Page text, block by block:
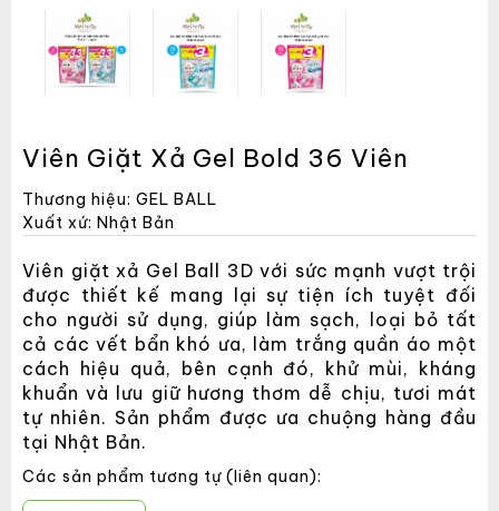
Viên Giặt Xả Gel Bold 36 Viên
Thương hiệu: GEL BALL
Xuất xứ: Nhật Bản
Viên giặt xả Gel Ball 3D với sức mạnh vượt trội
được thiết kế mang lại sự tiện ích tuyệt đối
cho người sử dụng, giúp làm sạch, loại bỏ tất
cả các vết bẩn khó ưa, làm trắng quần áo một
cách hiệu quả, bên cạnh đó, khử mùi, kháng
khuẩn và lưu giữ hương thơm dễ chịu, tươi mát
tự nhiên. Sản phẩm được ưa chuộng hàng đầu
tại Nhật Bản.
Các sản phẩm tương tự (liên quan):